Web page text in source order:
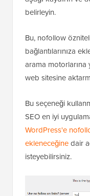
belirleyin.
Bu, nofollow
bağlantılarınıza
arama motorlarına
web sitesine
Bu seçeneği
SEO en iyi
WordPress'e
ekleneceğinedair
isteyebilirsiniz.